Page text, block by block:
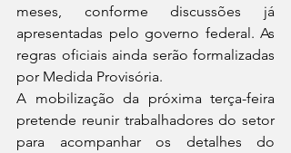
meses, conforme discussões já
apresentadas pelo governo federal. As
regras oficiais ainda serão formalizadas
por Medida Provisória.
A mobilização da próxima terça-feira
pretende reunir trabalhadores do setor
para acompanhar os detalhes do